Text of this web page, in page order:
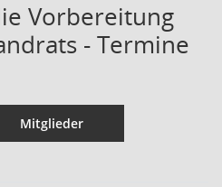
Vorbereitung
- Termine
Mitglieder